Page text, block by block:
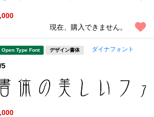
現在、購入できません。
Open Type Font デザイン書体 ダイナフォント